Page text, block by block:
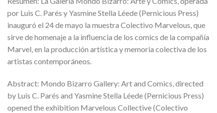
por Luis C. Parés y Yasmine Stella Léede (Pernicious Press)
inauguró el 24 de mayo la muestra Colectivo Marvelous, que
sirve de homenaje a la influencia de los comics de la compañía
Marvel, en la producción artística y memoria colectiva de los
artistas contemporáneos.
Abstract: Mondo Bizarro Gallery: Art and Comics, directed
by Luis C. Parés and Yasmine Stella Léede (Pernicious Press)
opened the exhibition Marvelous Collective (Colectivo